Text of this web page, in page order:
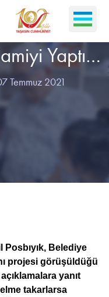
Posbıyık: Denize Camiyi Yaptırmazlarsa Cumhurbaşkanımıza Kadar Çıkacağım
Temmuz 2021
Posbıyık, Belediye
projesi görüşüldüğü
yanıt
takarlarsa